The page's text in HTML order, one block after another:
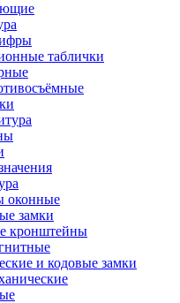
таблички
оконные
замки
кронштейны
и кодовые замки